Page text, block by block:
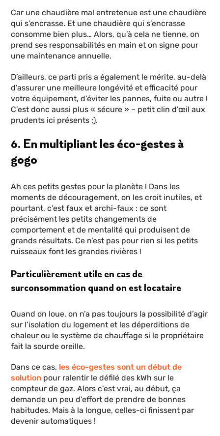
Car une chaudière mal entretenue est une chaudière
qui s’encrasse. Et une chaudière qui s’encrasse
consomme bien plus… Alors, qu’à cela ne tienne, on
prend ses responsabilités en main et on signe pour
une maintenance annuelle.
D’ailleurs, ce parti pris a également le mérite, au-delà
d’assurer une meilleure longévité et efficacité pour
votre équipement, d’éviter les pannes, fuite ou autre !
C’est donc aussi plus « sécure » – petit clin d’œil aux
prudents ici présents ;).
6. En multipliant les éco-gestes à
gogo
Ah ces petits gestes pour la planète ! Dans les
moments de découragement, on les croit inutiles, et
pourtant, c’est faux et archi-faux : ce sont
précisément les petits changements de
comportement et de mentalité qui produisent de
grands résultats. Ce n’est pas pour rien si les petits
ruisseaux font les grandes rivières !
Particulièrement utile en cas de
surconsommation quand on est locataire
Quand on loue, on n’a pas toujours la possibilité d’agir
sur l’isolation du logement et les déperditions de
chaleur ou le système de chauffage si le propriétaire
fait la sourde oreille.
Dans ce cas, les éco-gestes sont un début de
solution pour ralentir le défilé des kWh sur le
compteur de gaz. Alors c’est vrai, au début, ça
demande un peu d’effort de prendre de bonnes
habitudes. Mais à la longue, celles-ci finissent par
devenir automatiques !